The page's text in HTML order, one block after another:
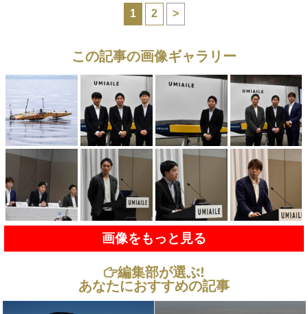
1 2 >
この記事の画像ギャラリー
画像をもっと見る
編集部が選ぶ!
あなたにおすすめの記事